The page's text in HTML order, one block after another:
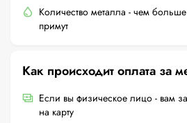
Количество металла - чем
примут
Как происходит оплата за
Если вы физическое лицо - вам
на карту